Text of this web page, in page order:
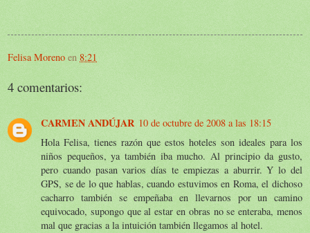
Felisa Moreno en 8:21
4 comentarios:
CARMEN ANDÚJAR 10 de octubre de 2008 a las 18:15
Hola Felisa, tienes razón que estos hoteles son ideales para los
niños pequeños, ya también iba mucho. Al principio da gusto,
pero cuando pasan varios días te empiezas a aburrir. Y lo del
GPS, se de lo que hablas, cuando estuvimos en Roma, el dichoso
cacharro también se empeñaba en llevarnos por un camino
equivocado, supongo que al estar en obras no se enteraba, menos
mal que gracias a la intuición también llegamos al hotel.